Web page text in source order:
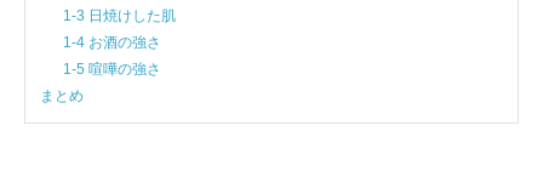
1-3 日焼けした肌
1-4 お酒の強さ
1-5 喧嘩の強さ
まとめ